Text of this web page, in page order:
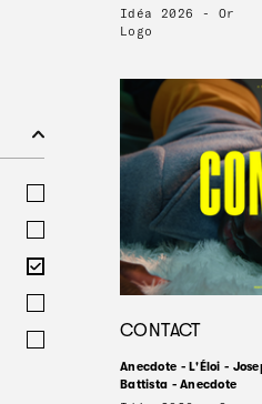
Idéa 2026 - Or
Logo
CONTACT
Anecdote - L'Éloi -
Battista - Anecdote